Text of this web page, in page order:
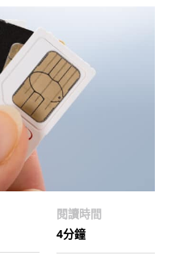
閱讀時間
4分鐘